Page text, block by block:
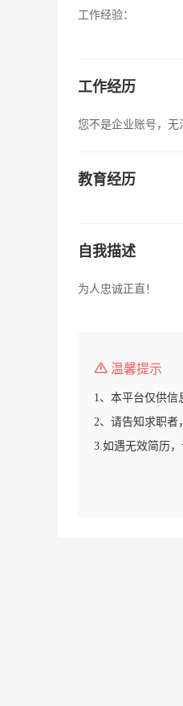
工作经验：
工作经历
您不是企业账号，无
教育经历
自我描述
为人忠诚正直！
温馨提示
1、本平台仅供信
2、请告知求职者
3.如遇无效简历